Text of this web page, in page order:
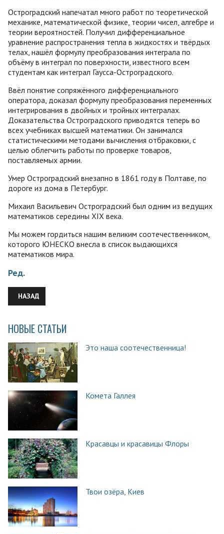
Остроградский напечатал много работ по теоретической
механике, математической физике, теории чисел, алгебре и
теории вероятностей. Получил дифференциальное
уравнение распространения тепла в жидкостях и твёрдых
телах, нашёл формулу преобразования интеграла по
объёму в интеграл по поверхности, известного всем
студентам как интеграл Гаусса-Остроградского.
Ввёл понятие сопряжённого дифференциального
оператора, доказал формулу преобразования переменных
интегрирования в двойных и тройных интегралах.
Доказательства Остроградского приводятся теперь во
всех учебниках высшей математики. Он занимался
статистическими методами вычисления отбраковки, с
целью облегчить работы по проверке товаров,
поставляемых армии.
Умер Остроградский внезапно в 1861 году в Полтаве, по
дороге из дома в Петербург.
Михаил Васильевич Остроградский был одним из ведущих
математиков середины XIX века.
Мы можем гордиться нашим великим соотечественником,
которого ЮНЕСКО внесла в список выдающихся
математиков мира.
Ред.
ПРЕДЫДУЩИЙ: ЗАБЫТАЯ УСАДЬБА ВОЛКОНСКИХ
НАЗАД
НОВЫЕ СТАТЬИ
Это наша соотечественница!
Комета Галлея
Красавцы и красавицы Флоры
Твои озёра, Киев